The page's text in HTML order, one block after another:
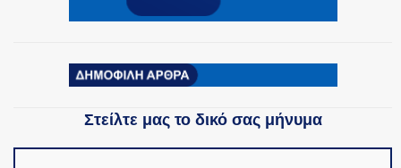
Στείλτε μας το δικό σας μήνυμα